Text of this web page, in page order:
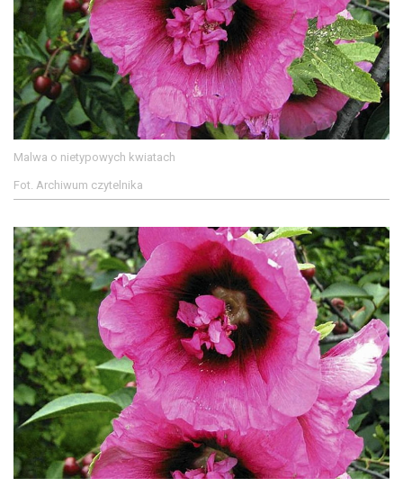
Malwa o nietypowych kwiatach
Fot. Archiwum czytelnika